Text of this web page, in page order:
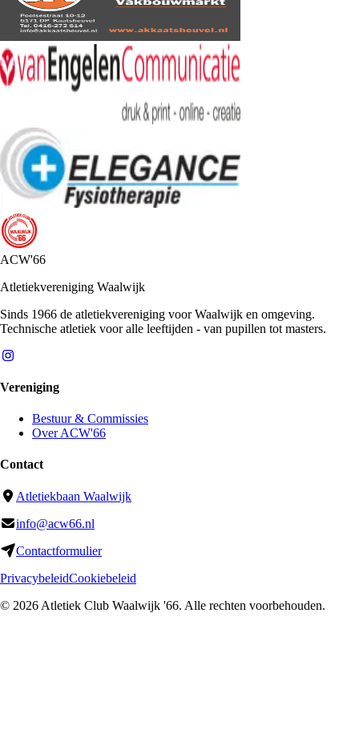
ACW'66
Atletiekvereniging Waalwijk
Sinds 1966 de atletiekvereniging voor Waalwijk en omgeving.
Technische atletiek voor alle leeftijden - van pupillen tot masters.
Vereniging
Bestuur & Commissies
Over ACW'66
Contact
Atletiekbaan Waalwijk
info@acw66.nl
Contactformulier
PrivacybeleidCookiebeleid
© 2026 Atletiek Club Waalwijk '66. Alle rechten voorbehouden.